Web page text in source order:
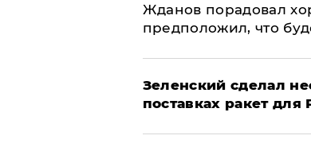
Жданов порадовал
предположил, что
Зеленский сделал
поставках ракет